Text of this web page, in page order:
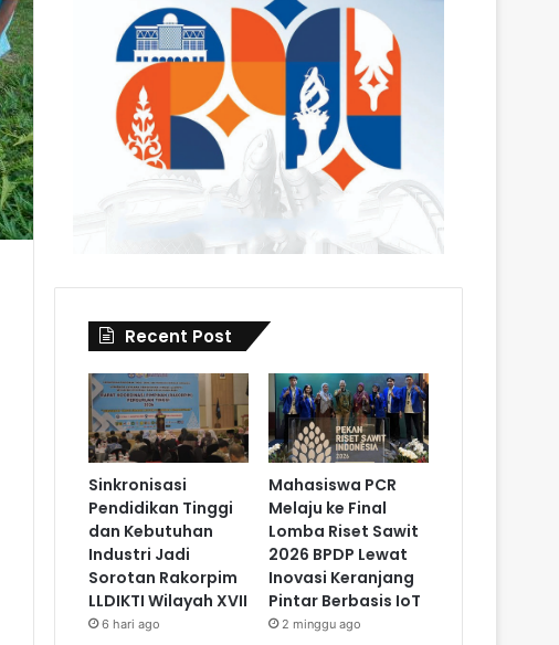
Recent Post
Sinkronisasi
Pendidikan Tinggi
dan Kebutuhan
Industri Jadi
Sorotan Rakorpim
LLDIKTI Wilayah XVII
6 hari ago
Mahasiswa PCR
Melaju ke Final
Lomba Riset Sawit
2026 BPDP Lewat
Inovasi Keranjang
Pintar Berbasis IoT
2 minggu ago